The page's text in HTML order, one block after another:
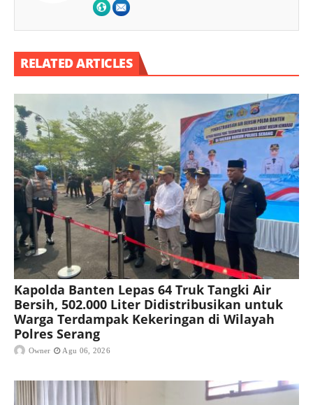
RELATED ARTICLES
Kapolda Banten Lepas 64 Truk Tangki Air
Bersih, 502.000 Liter Didistribusikan untuk
Warga Terdampak Kekeringan di Wilayah
Polres Serang
Owner Agu 06, 2026